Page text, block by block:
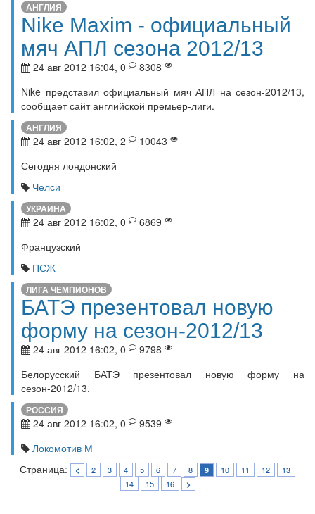
АНГЛИЯ
Nike Maxim - официальный
мяч АПЛ сезона 2012/13
24 авг 2012 16:04, 0
8308
Nike представил официальный мяч АПЛ на сезон-2012/13,
сообщает сайт английской премьер-лиги.
АНГЛИЯ
24 авг 2012 16:02, 2
10043
Сегодня лондонский
Челси
УКРАИНА
24 авг 2012 16:02, 0
6869
Французский
ПСЖ
ЛИГА ЧЕМПИОНОВ
БАТЭ презентовал новую
форму на сезон-2012/13
24 авг 2012 16:02, 0
9798
Белорусский БАТЭ презентовал новую форму на
сезон-2012/13.
РОССИЯ
24 авг 2012 16:02, 0
9539
Локомотив М
Страница:
< 2 3 4 5 6 7 8 9 10 11 12
13
14
15 16 >